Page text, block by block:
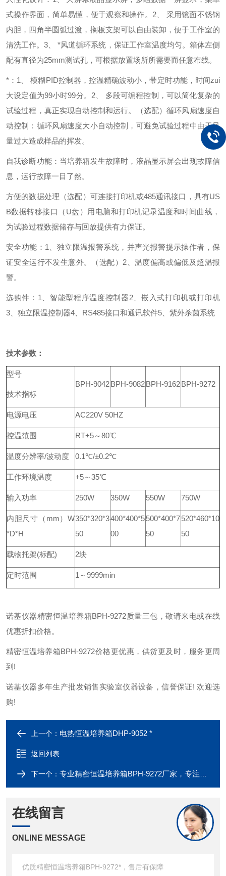
式操作界面，简单易懂，便于观察和操作。 2、 采用镜面不锈钢
内胆，四角半圆弧过渡，搁板支架可以自由装卸，便于工作室的
清洗工作。3、 *风道循环系统，保证工作室温度均匀。箱体左侧
配有直径为25mm测试孔，可根据放置场所所需要而任意布线。
*： 1、 模糊PID控制器，控温精确波动小，带定时功能，时间zui
大设定值为99小时99分。 2、 多段可编程控制，可以简化复杂的
试验过程，真正实现自动控制和运行。（选配）循环风扇速度自
动控制： 循环风扇速度大小自动控制，可避免试验过程中由于风
量过大造成样品的挥发。
自我诊断功能： 当培养箱发生故障时，液晶显示屏会出现故障信
息，运行故障一目了然。
方便的数据处理（选配） 可连接打印机或485通讯接口，具有US
B数据转移接口（U盘）用电脑和打印机记录温度和时间曲线，
为试验过程数据储存与回放提供有力保证。
安全功能： 1、独立限温报警系统，并声光报警提示操作者，保
证安全运行不发生意外。（选配） 2、温度偏高或偏低及超温报
警。
选购件： 1、智能型程序温度控制器2、嵌入式打印机或打印机
3、独立限温控制器4、RS485接口和通讯软件5、紫外杀菌系统
技术参数：
型号
技术指标
BPH-9042BPH-9082BPH-9162BPH-9272
电源电压 AC220V 50HZ
控温范围 RT+5～80℃
温度分辨率/波动度 0.1℃/±0.2℃
工作环境温度 +5～35℃
输入功率 250W 350W 550W 750W
内胆尺寸（mm）W
*D*H
350*320*3
50
400*400*5
00
500*400*7
50
520*460*10
50
载物托架(标配) 2块
定时范围 1～9999min
诺基仪器精密恒温培养箱BPH-9272质量三包，敬请来电或在线
优惠折扣价格。
精密恒温培养箱BPH-9272价格更优惠，供货更及时，服务更周
到!
诺基仪器多年生产批发销售实验室仪器设备，信誉保证! 欢迎选
购!
上一个： 电热恒温培养箱DHP-9052 *
返回列表
下一个： 专业精密恒温培养箱BPH-9272厂家，专注于精密恒温培养箱BPH-9272研发生产
在线留言
ONLINE MESSAGE